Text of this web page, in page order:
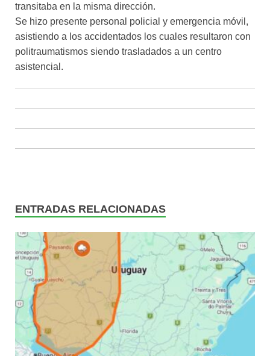
transitaba en la misma dirección.
Se hizo presente personal policial y emergencia móvil,
asistiendo a los accidentados los cuales resultaron con
politraumatismos siendo trasladados a un centro
asistencial.
ENTRADAS RELACIONADAS